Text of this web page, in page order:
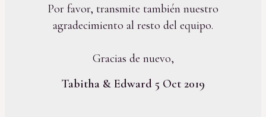
Por favor, transmite también nuestro
agradecimiento al resto del equipo.
Gracias de nuevo,
Tabitha & Edward 5 Oct 2019